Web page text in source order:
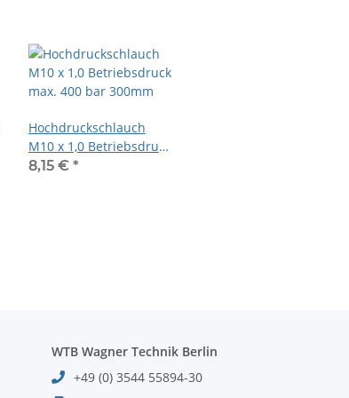
Hochdruckschlauch
M10 x 1,0 Betriebsdruck
max. 400 bar 300mm
8,15 € *
WTB Wagner Technik Berlin
+49 (0) 3544 55894-30